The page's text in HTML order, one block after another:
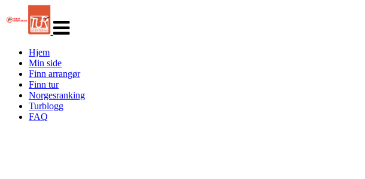
navigasjon
Hjem
Min side
Finn arrangør
Finn tur
Norgesranking
Turblogg
FAQ